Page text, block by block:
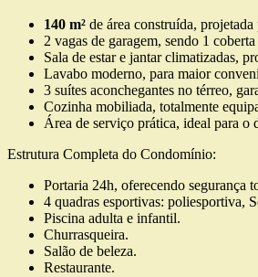
140 m² de área construída,
2 vagas de garagem, sendo 1
Sala de estar e jantar climatizadas,
Lavabo moderno, para maior
3 suítes aconchegantes no térreo,
Cozinha mobiliada, totalmente
Área de serviço prática, ideal para o
Estrutura Completa do Condomínio:
Portaria 24h, oferecendo segurança
4 quadras esportivas: poliesportiva,
Piscina adulta e infantil.
Churrasqueira.
Salão de beleza.
Restaurante.